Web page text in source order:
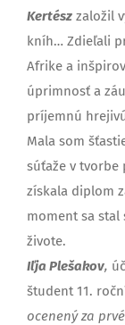
Kertész založil
kníh… Zdieľali
Afrike a
úprimnosť a
príjemnú
Mala som
súťaže v tvorbe
získala diplom
moment sa
živote.
Iľja Plešakov,
študent 11.
ocenený za